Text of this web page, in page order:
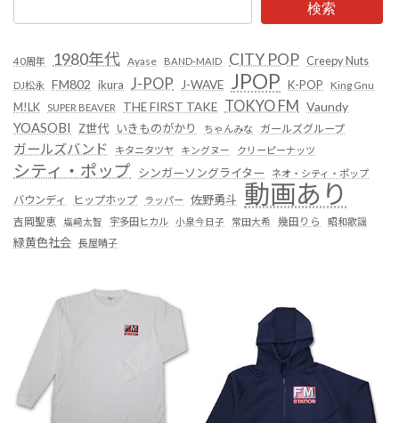
検索
40周年 1980年代 Ayase BAND-MAID CITY POP Creepy Nuts
DJ松永 FM802 ikura J-POP J-WAVE JPOP K-POP
King Gnu
M!LK
SUPER BEAVER THE FIRST TAKE TOKYO FM Vaundy
YOASOBI Z世代 いきものがかり ちゃんみな ガールズグループ
ガールズバンド キタニタツヤ キングヌー クリーピーナッツ
シティ・ポップ シンガーソングライター ネオ・シティ・ポップ
バウンディ ヒップホップ ラッパー 佐野勇斗 動画あり
吉岡聖恵 塩﨑太智 宇多田ヒカル 小泉今日子 常田大希 幾田りら 昭和歌謡
緑黄色社会 長屋晴子